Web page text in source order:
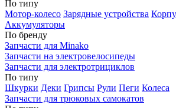
По типу
Мотор-колесо Зарядные устройства
Аккумуляторы
По бренду
Запчасти для Minako
Запчасти на электровелосипеды
Запчасти для электротрициклов
По типу
Шкурки Деки Грипсы Рули Пеги Колеса
Запчасти для трюковых самокатов